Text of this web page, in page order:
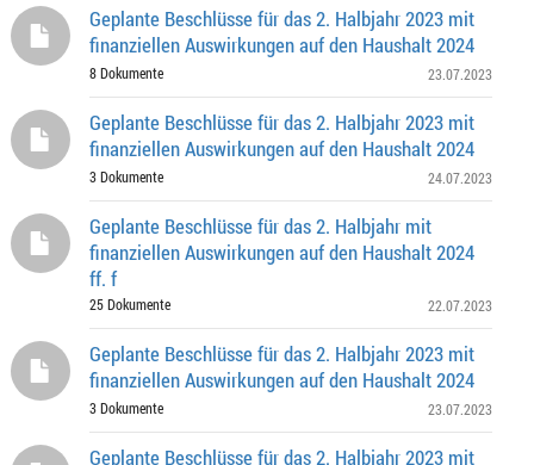
Geplante Beschlüsse für das 2. Halbjahr 2023 mit
finanziellen Auswirkungen auf den Haushalt 2024
8 Dokumente 23.07.2023
Geplante Beschlüsse für das 2. Halbjahr 2023 mit
finanziellen Auswirkungen auf den Haushalt 2024
3 Dokumente 24.07.2023
Geplante Beschlüsse für das 2. Halbjahr mit
finanziellen Auswirkungen auf den Haushalt 2024
ff. f
25 Dokumente 22.07.2023
Geplante Beschlüsse für das 2. Halbjahr 2023 mit
finanziellen Auswirkungen auf den Haushalt 2024
3 Dokumente 23.07.2023
Geplante Beschlüsse für das 2. Halbjahr 2023 mit